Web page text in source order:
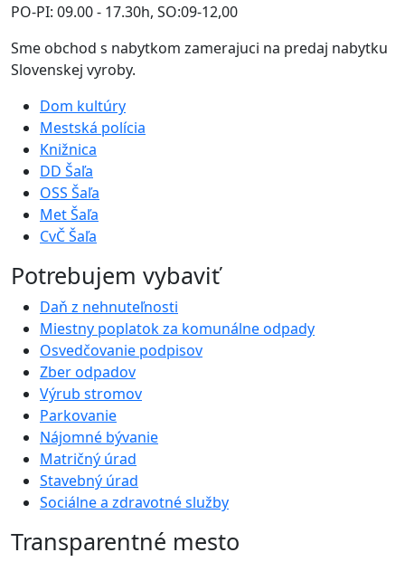
PO-PI: 09.00 - 17.30h, SO:09-12,00
Sme obchod s nabytkom zamerajuci na predaj nabytku
Slovenskej vyroby.
Dom kultúry
Mestská polícia
Knižnica
DD Šaľa
OSS Šaľa
Met Šaľa
CvČ Šaľa
Potrebujem vybaviť
Daň z nehnuteľnosti
Miestny poplatok za komunálne odpady
Osvedčovanie podpisov
Zber odpadov
Výrub stromov
Parkovanie
Nájomné bývanie
Matričný úrad
Stavebný úrad
Sociálne a zdravotné služby
Transparentné mesto